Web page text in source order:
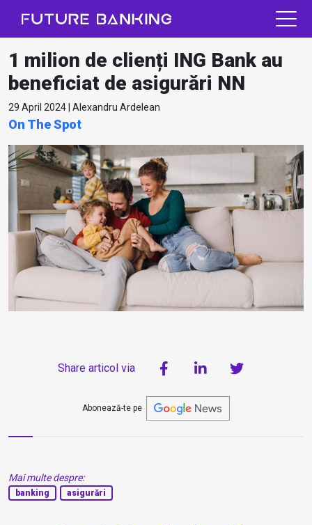
1 milion de clienți ING Bank au
beneficiat de asigurări NN
29 April 2024 | Alexandru Ardelean
On The Spot
Share articol via
Abonează-te pe
Mai multe despre:
banking asigurări